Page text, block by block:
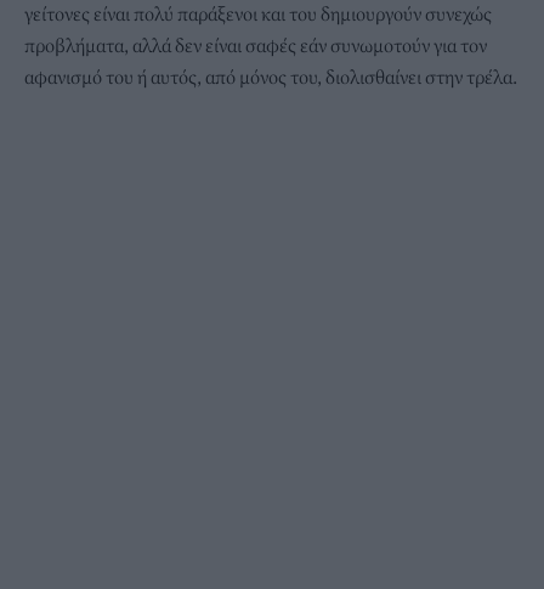
γείτονες είναι πολύ παράξενοι και του δημιουργούν συνεχώς
προβλήματα, αλλά δεν είναι σαφές εάν συνωμοτούν για τον
αφανισμό του ή αυτός, από μόνος του, διολισθαίνει στην τρέλα.